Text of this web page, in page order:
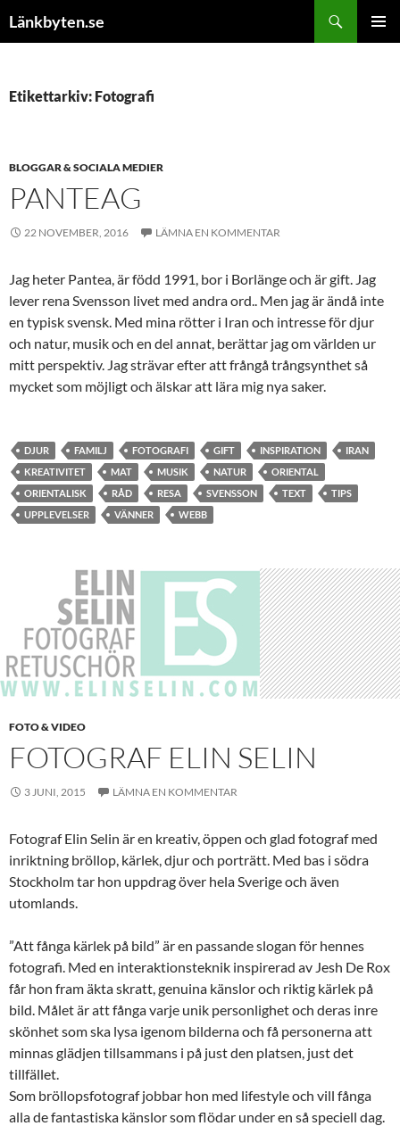
tillLänkbyten.se
Etikettarkiv: Fotografi
BLOGGAR & SOCIALA MEDIER
PANTEAG
22 NOVEMBER, 2016 LÄMNA EN KOMMENTAR
Jag heter Pantea, är född 1991, bor i Borlänge och är gift. Jag
lever rena Svensson livet med andra ord.. Men jag är ändå inte
en typisk svensk. Med mina rötter i Iran och intresse för djur
och natur, musik och en del annat, berättar jag om världen ur
mitt perspektiv. Jag strävar efter att frångå trångsynthet så
mycket som möjligt och älskar att lära mig nya saker.
DJUR FAMILJ FOTOGRAFI GIFT INSPIRATION
IRAN
KREATIVITET
MAT MUSIK NATUR
ORIENTAL
ORIENTALISK
RÅD RESA SVENSSON TEXT
TIPS
UPPLEVELSER
VÄNNER WEBB
FOTO & VIDEO
FOTOGRAF ELIN SELIN
3 JUNI, 2015 LÄMNA EN KOMMENTAR
Fotograf Elin Selin är en kreativ, öppen och glad fotograf med
inriktning bröllop, kärlek, djur och porträtt. Med bas i södra
Stockholm tar hon uppdrag över hela Sverige och även
utomlands.
”Att fånga kärlek på bild” är en passande slogan för hennes
fotografi. Med en interaktionsteknik inspirerad av Jesh De Rox
får hon fram äkta skratt, genuina känslor och riktig kärlek på
bild. Målet är att fånga varje unik personlighet och deras inre
skönhet som ska lysa igenom bilderna och få personerna att
minnas glädjen tillsammans i på just den platsen, just det
tillfället.
Som bröllopsfotograf jobbar hon med lifestyle och vill fånga
alla de fantastiska känslor som flödar under en så speciell dag.